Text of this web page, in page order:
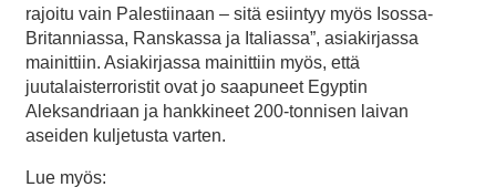
rajoitu vain Palestiinaan – sitä esiintyy myös Isossa-
Britanniassa, Ranskassa ja Italiassa”, asiakirjassa
mainittiin. Asiakirjassa mainittiin myös, että
juutalaisterroristit ovat jo saapuneet Egyptin
Aleksandriaan ja hankkineet 200-tonnisen laivan
aseiden kuljetusta varten.
Lue myös: